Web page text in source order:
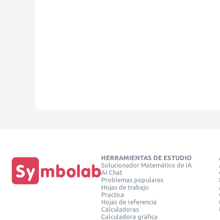
HERRAMIENTAS DE ESTUDIO
Solucionador Matemático de IA
AI Chat
Problemas populares
Hojas de trabajo
Practica
Hojas de referencia
Calculadoras
Calculadora gráfica